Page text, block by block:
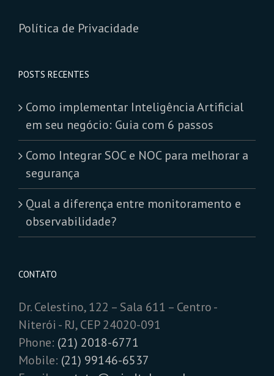
Política de Privacidade
POSTS RECENTES
Como implementar Inteligência Artificial
em seu negócio: Guia com 6 passos
Como Integrar SOC e NOC para melhorar a
segurança
Qual a diferença entre monitoramento e
observabilidade?
CONTATO
Dr. Celestino, 122 – Sala 611 – Centro -
Niterói - RJ, CEP 24020-091
Phone: (21) 2018-6771
Mobile: (21) 99146-6537